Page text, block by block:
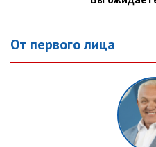
От первого лица